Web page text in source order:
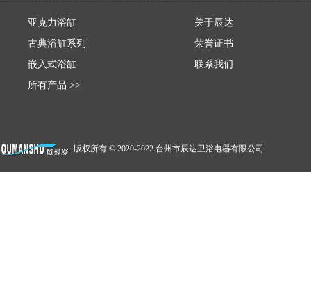
亚克力浴缸
古典浴缸系列
嵌入式浴缸
所有产品 >>
关于辰达
荣誉证书
联系我们
版权所有 © 2020-2022 台州市辰达卫浴电器有限公司